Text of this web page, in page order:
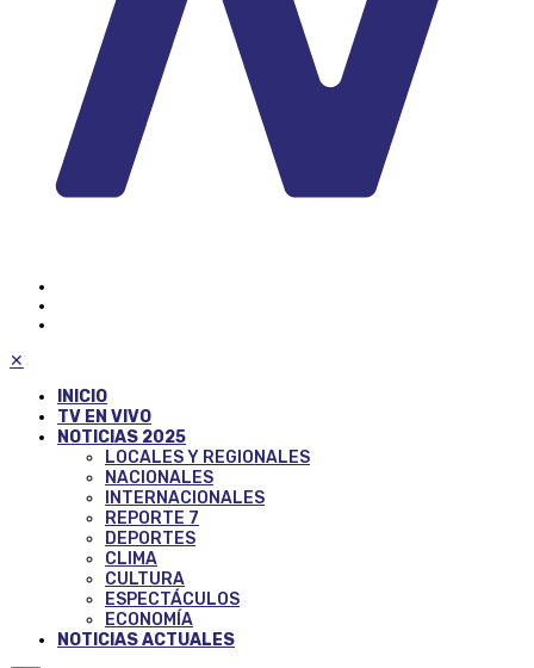
✕
INICIO
TV EN VIVO
NOTICIAS 2025
LOCALES Y REGIONALES
NACIONALES
INTERNACIONALES
REPORTE 7
DEPORTES
CLIMA
CULTURA
ESPECTÁCULOS
ECONOMÍA
NOTICIAS ACTUALES